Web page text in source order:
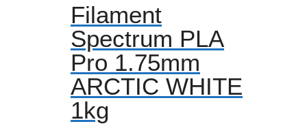
Filament
Spectrum PLA
Pro 1.75mm
ARCTIC WHITE
1kg